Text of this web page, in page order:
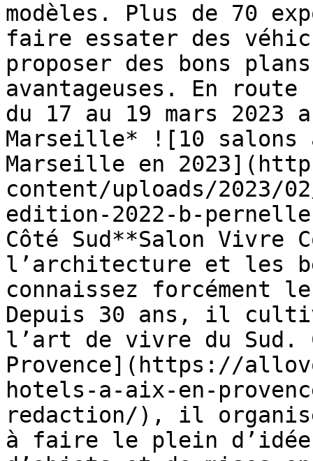
modèles. Plus de 70
faire essater des
proposer des bons
avantageuses. En
du 17 au 19 mars
Marseille* ![10 salons
Marseille en
content/uploads/2023/
edition-2022-b-
Côté Sud**Salon Vivre
l’architecture et les
connaissez forcément
Depuis 30 ans, il
l’art de vivre du Sud.
Provence](https://
hotels-a-aix-en-
redaction/), il
à faire le plein